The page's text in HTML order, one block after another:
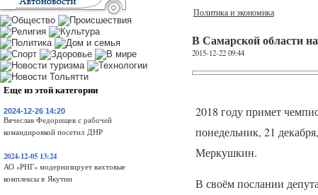
Еще из этой категории
2024-12-26 14:20
Вячеслав Федорищев с рабочей
командировкой посетил ДНР
2024-12-05 13:24
АО «РНГ» модернизирует вахтовые
комплексы в Якутии
Политика и экономика
В Самарской области
2015-12-22 09:44
2018 году примет
понедельник, 21
Меркушкин.
В своём послании